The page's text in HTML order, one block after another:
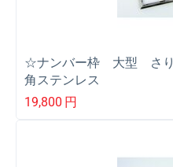
☆ナンバー枠 大型 さり
角ステンレス
19,800 円